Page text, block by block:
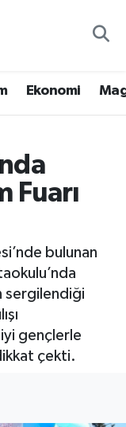
Ekonomi
Fuarı
bulunan
sergilendiği
gençlerle
çekti.